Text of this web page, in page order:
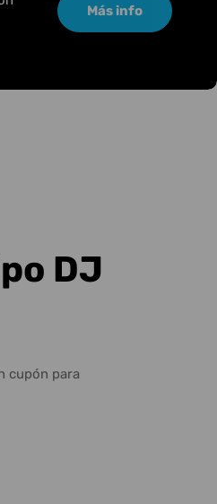
Más info
DJ
cupón para